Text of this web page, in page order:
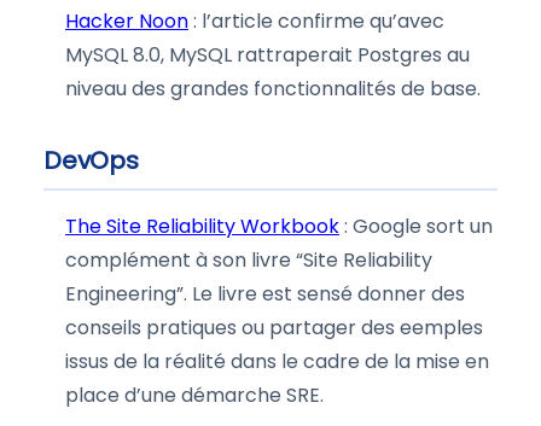
Hacker Noon: l’article confirme qu’avec
MySQL 8.0, MySQL rattraperait Postgres au
niveau des grandes fonctionnalités de base.
DevOps
The Site Reliability Workbook: Google sort un
complément à son livre “Site Reliability
Engineering”. Le livre est sensé donner des
conseils pratiques ou partager des eemples
issus de la réalité dans le cadre de la mise en
place d’une démarche SRE.